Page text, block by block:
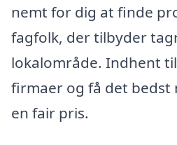
nemt for dig at finde
fagfolk, der tilbyder
lokalområde. Indhent
firmaer og få det bedst
en fair pris.